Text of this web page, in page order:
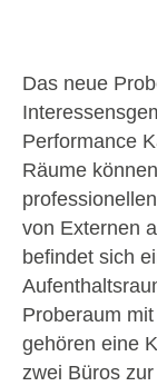
Das neue
Performance
Räume
von Externen
befindet sich
Proberaum
gehören eine
zwei Büros